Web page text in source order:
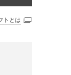
トとは